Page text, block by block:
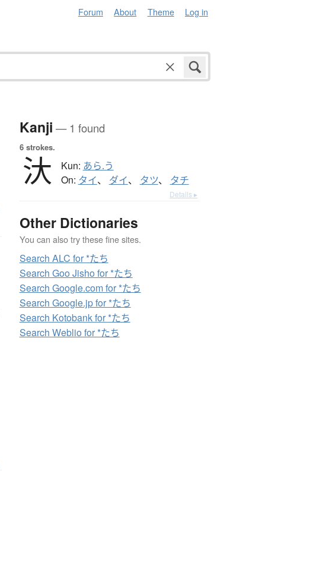
Forum About Theme Log in
Kanji — 1 found
6 strokes.
汏 Kun: あら.う
On: タイ、 ダイ、 タツ、 タチ
Details ▸
Other Dictionaries
You can also try these fine sites.
Search ALC for *たち
Search Goo Jisho for *たち
Search Google.com for *たち
Search Google.jp for *たち
Search Kotobank for *たち
Search Weblio for *たち